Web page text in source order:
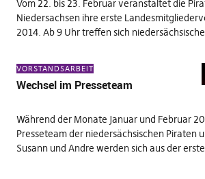
Vom 22. bis 23. Februar veranstaltet die
Niedersachsen ihre erste
2014. Ab 9 Uhr treffen sich
VORSTANDSARBEIT
Wechsel im Presseteam
Während der Monate Januar und Februar
Presseteam der niedersächsischen Piraten
Susann und Andre werden sich aus der